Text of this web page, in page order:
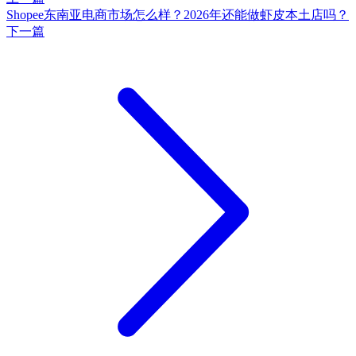
Shopee东南亚电商市场怎么样？2026年还能做虾皮本土店吗？
下一篇